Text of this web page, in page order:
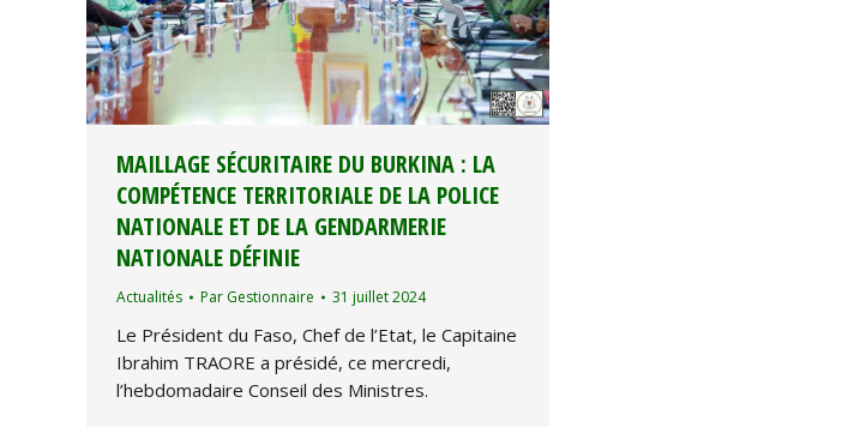
MAILLAGE SÉCURITAIRE DU BURKINA : LA
COMPÉTENCE TERRITORIALE DE LA POLICE
NATIONALE ET DE LA GENDARMERIE
NATIONALE DÉFINIE
Actualités Par Gestionnaire 31 juillet 2024
Le Président du Faso, Chef de l’Etat, le Capitaine
Ibrahim TRAORE a présidé, ce mercredi,
l’hebdomadaire Conseil des Ministres.